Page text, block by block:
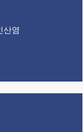
산염